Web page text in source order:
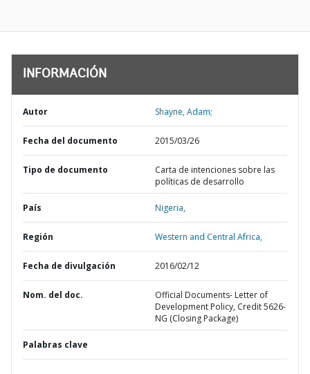
INFORMACIÓN
Autor Shayne, Adam;
Fecha del documento 2015/03/26
Tipo de documento
Carta de intenciones sobre las
políticas de desarrollo
País Nigeria,
Región Western and Central Africa,
Fecha de divulgación 2016/02/12
Nom. del doc.
Official Documents- Letter of
Development Policy, Credit 5626-
NG (Closing Package)
Palabras clave